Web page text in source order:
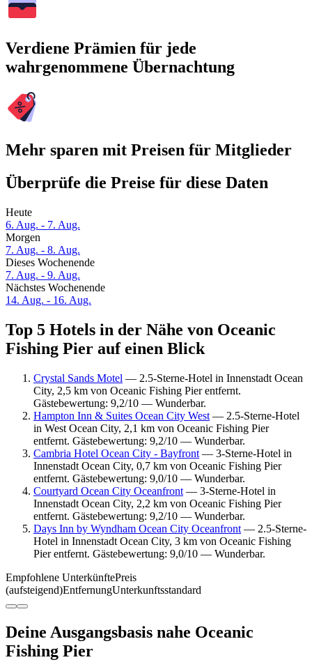
Verdiene Prämien für jede
wahrgenommene Übernachtung
Mehr sparen mit Preisen für Mitglieder
Überprüfe die Preise für diese Daten
Heute
6. Aug. - 7. Aug.
Morgen
7. Aug. - 8. Aug.
Dieses Wochenende
7. Aug. - 9. Aug.
Nächstes Wochenende
14. Aug. - 16. Aug.
Top 5 Hotels in der Nähe von Oceanic
Fishing Pier auf einen Blick
Crystal Sands Motel — 2.5-Sterne-Hotel in Innenstadt Ocean
City, 2,5 km von Oceanic Fishing Pier entfernt.
Gästebewertung: 9,2/10 — Wunderbar.
Hampton Inn & Suites Ocean City West — 2.5-Sterne-Hotel
in West Ocean City, 2,1 km von Oceanic Fishing Pier
entfernt. Gästebewertung: 9,2/10 — Wunderbar.
Cambria Hotel Ocean City - Bayfront — 3-Sterne-Hotel in
Innenstadt Ocean City, 0,7 km von Oceanic Fishing Pier
entfernt. Gästebewertung: 9,0/10 — Wunderbar.
Courtyard Ocean City Oceanfront — 3-Sterne-Hotel in
Innenstadt Ocean City, 2,2 km von Oceanic Fishing Pier
entfernt. Gästebewertung: 9,2/10 — Wunderbar.
Days Inn by Wyndham Ocean City Oceanfront — 2.5-Sterne-
Hotel in Innenstadt Ocean City, 3 km von Oceanic Fishing
Pier entfernt. Gästebewertung: 9,0/10 — Wunderbar.
Empfohlene UnterkünftePreis
(aufsteigend)EntfernungUnterkunftsstandard
Deine Ausgangsbasis nahe Oceanic
Fishing Pier